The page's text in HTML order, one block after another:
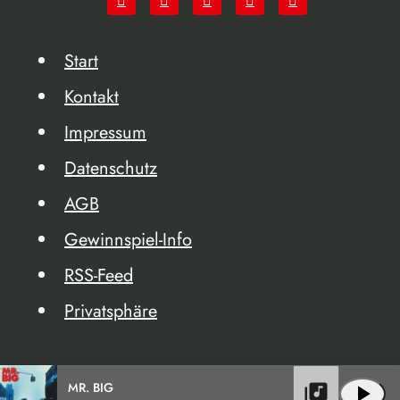
Start
Kontakt
Impressum
Datenschutz
AGB
Gewinnspiel-Info
RSS-Feed
Privatsphäre
MR. BIG play_arrow
library_music